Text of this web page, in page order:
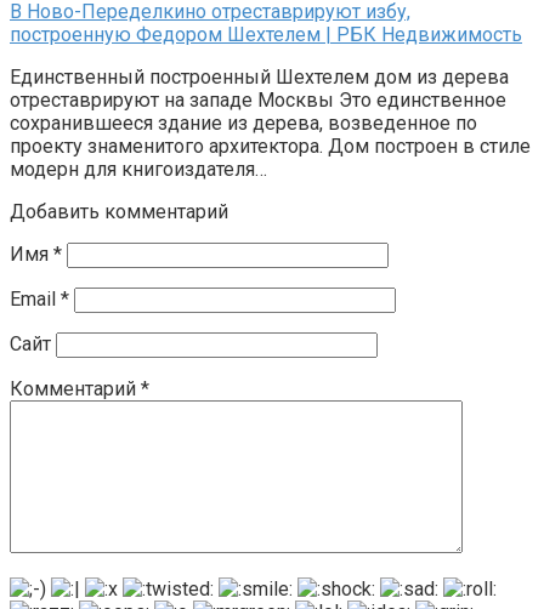
В Ново-Переделкино отреставрируют избу,
построенную Федором Шехтелем | РБК Недвижимость
Единственный построенный Шехтелем дом из дерева
отреставрируют на западе Москвы Это единственное
сохранившееся здание из дерева, возведенное по
проекту знаменитого архитектора. Дом построен в стиле
модерн для книгоиздателя…
Добавить комментарий
Имя *
Email *
Сайт
Комментарий *